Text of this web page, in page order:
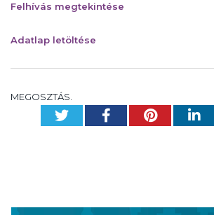
Felhívás megtekintése
Adatlap letöltése
MEGOSZTÁS.
TwitterFacebook